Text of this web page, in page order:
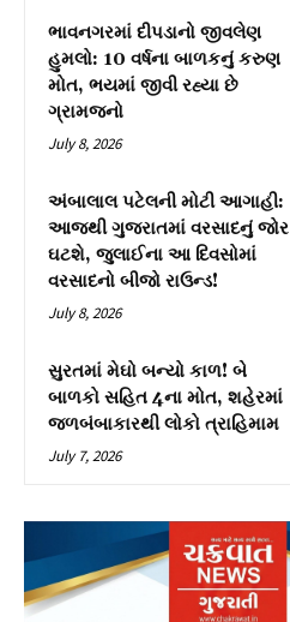
ભાવનગરમાં દીપડાનો જીવલેણ
હુમલો: 10 વર્ષના બાળકનું કરુણ
મોત, ભયમાં જીવી રહ્યા છે
ગ્રામજનો
July 8, 2026
અંબાલાલ પટેલની મોટી આગાહી:
આજથી ગુજરાતમાં વરસાદનું જોર
ઘટશે, જુલાઈના આ દિવસોમાં
વરસાદનો બીજો રાઉન્ડ!
July 8, 2026
સુરતમાં મેઘો બન્યો કાળ! બે
બાળકો સહિત 4ના મોત, શહેરમાં
જળબંબાકારથી લોકો ત્રાહિમામ
July 7, 2026